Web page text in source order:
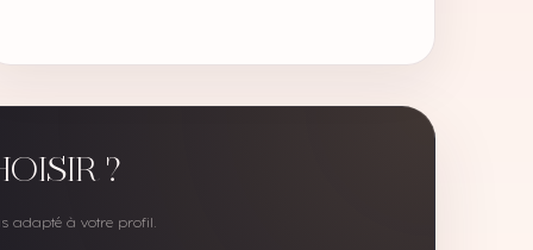
?
adapté à votre profil.